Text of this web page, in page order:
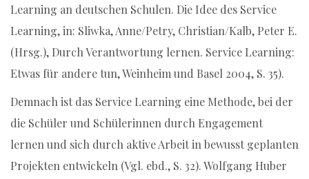
Learning an deutschen Schulen. Die Idee des Service
Learning, in: Sliwka, Anne/Petry, Christian/Kalb, Peter E.
(Hrsg.), Durch Verantwortung lernen. Service Learning:
Etwas für andere tun, Weinheim und Basel 2004, S. 35).
Demnach ist das Service Learning eine Methode, bei der
die Schüler und Schülerinnen durch Engagement
lernen und sich durch aktive Arbeit in bewusst geplanten
Projekten entwickeln (Vgl. ebd., S. 32). Wolfgang Huber